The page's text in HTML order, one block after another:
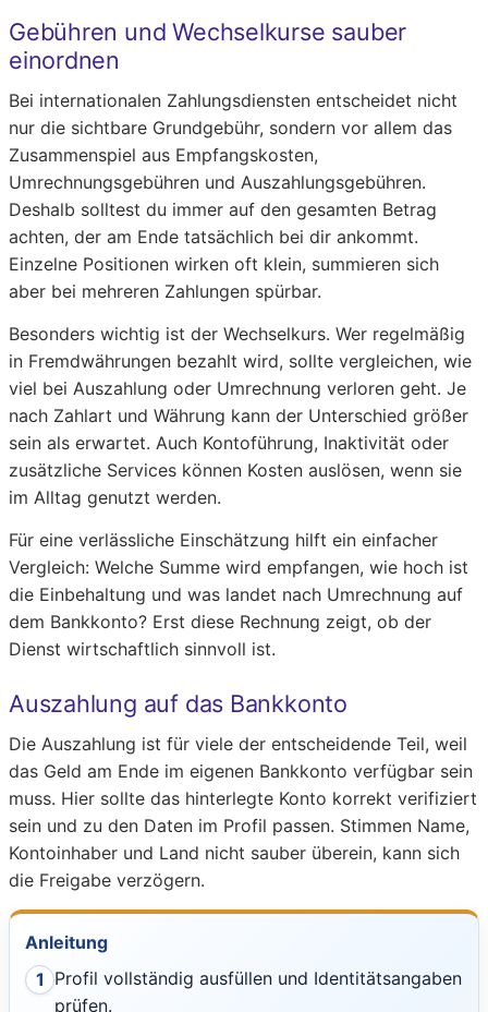
Gebühren und Wechselkurse sauber
einordnen
Bei internationalen Zahlungsdiensten entscheidet nicht
nur die sichtbare Grundgebühr, sondern vor allem das
Zusammenspiel aus Empfangskosten,
Umrechnungsgebühren und Auszahlungsgebühren.
Deshalb solltest du immer auf den gesamten Betrag
achten, der am Ende tatsächlich bei dir ankommt.
Einzelne Positionen wirken oft klein, summieren sich
aber bei mehreren Zahlungen spürbar.
Besonders wichtig ist der Wechselkurs. Wer regelmäßig
in Fremdwährungen bezahlt wird, sollte vergleichen, wie
viel bei Auszahlung oder Umrechnung verloren geht. Je
nach Zahlart und Währung kann der Unterschied größer
sein als erwartet. Auch Kontoführung, Inaktivität oder
zusätzliche Services können Kosten auslösen, wenn sie
im Alltag genutzt werden.
Für eine verlässliche Einschätzung hilft ein einfacher
Vergleich: Welche Summe wird empfangen, wie hoch ist
die Einbehaltung und was landet nach Umrechnung auf
dem Bankkonto? Erst diese Rechnung zeigt, ob der
Dienst wirtschaftlich sinnvoll ist.
Auszahlung auf das Bankkonto
Die Auszahlung ist für viele der entscheidende Teil, weil
das Geld am Ende im eigenen Bankkonto verfügbar sein
muss. Hier sollte das hinterlegte Konto korrekt verifiziert
sein und zu den Daten im Profil passen. Stimmen Name,
Kontoinhaber und Land nicht sauber überein, kann sich
die Freigabe verzögern.
Anleitung
1 Profil vollständig ausfüllen und Identitätsangaben
prüfen.